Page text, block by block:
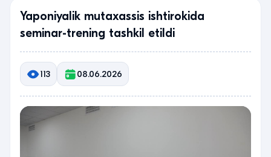
Yaponiyalik mutaxassis ishtirokida
seminar-trening tashkil etildi
113 08.06.2026